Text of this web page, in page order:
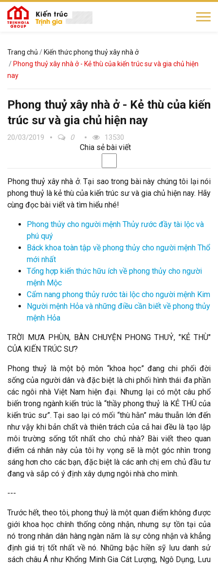
Trang chủ
Kiến thức phong thuỷ xây nhà ở
Phong thuỷ xây nhà ở - Kẻ thù của kiến trúc sư và gia chủ hiện
nay
Phong thuỷ xây nhà ở - Kẻ thù của kiến
trúc sư và gia chủ hiện nay
20/03/2019 0 13530
Chia sẻ bài viết
Phong thuỷ xây nhà ở. Tại sao trong bài này chúng tôi lại nói
phong thuỷ là kẻ thù của kiến trúc sư và gia chủ hiện nay. Hãy
cùng đọc bài viết và tìm hiểu nhé!
Phong thủy cho người mệnh Thủy rước đầy tài lộc và
phú quý
Báck khoa toàn tập về phong thủy cho người mệnh Thổ
mới nhất
Tổng hợp kiến thức hữu ích về phong thủy cho người
mệnh Mộc
Cẩm nang phong thủy rước tài lộc cho người mệnh Kim
Người mệnh Hỏa và những điều cần biết về phong thủy
mệnh Hỏa
TRỜI MƯA PHÙN, BÀN CHUYỆN PHONG THUỶ, "KẺ THÙ"
CỦA KIẾN TRÚC SƯ?
Phong thuỷ là một bộ môn “khoa học” đang chi phối đời
sống của người dân và đặc biệt là chi phối hình thái đa phần
các ngôi nhà Việt Nam hiện đại. Nhưng lại có một câu phổ
biến trong ngành kiến trúc là “thầy phong thuỷ là KẺ THÙ của
kiến trúc sư”. Tại sao lại có mối “thù hằn” mâu thuẫn lớn đến
như vậy khi bản chất và thiên trách của cả hai đều là tạo lập
môi trường sống tốt nhất cho chủ nhà? Bài viết theo quan
điểm cá nhân này của tôi hy vọng sẽ là một góc nhìn trong
sáng hơn cho các bạn, đặc biệt là các anh chị em chủ đầu tư
đang và sắp có ý định xây dựng ngôi nhà cho mình.
---
Trước hết, theo tôi, phong thuỷ là một quan điểm không được
giới khoa học chính thống công nhận, nhưng sự tồn tại của
nó trong nhân dân hàng ngàn năm là sự công nhận và khẳng
định giá trị tốt nhất về nó. Những bậc hiền sỹ lưu danh sử
sách châu Á như Khổng Minh Gia Cát Lượng, Ngô Dụng, Lưu